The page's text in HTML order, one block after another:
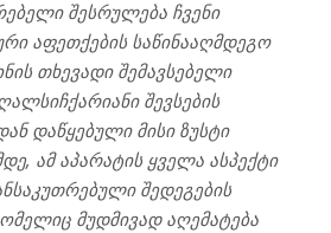
შესრულება ჩვენი
აფეთქების საწინააღმდეგო
თხევადი შემავსებელი
შევსების
დაწყებული მისი ზუსტი
ამ აპარატის ყველა ასპექტი
შედეგების
მუდმივად აღემატება